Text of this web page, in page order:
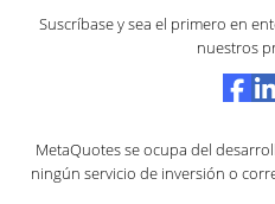
Suscríbase y sea el primero en
nuestros
MetaQuotes se ocupa del
ningún servicio de inversión o